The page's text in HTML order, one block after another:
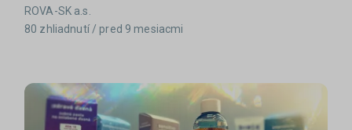
ROVA-SK a.s.
80 zhliadnutí / pred 9 mesiacmi